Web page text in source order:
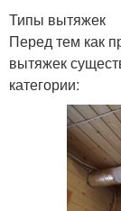
Типы вытяжек
Перед тем как
вытяжек
категории: